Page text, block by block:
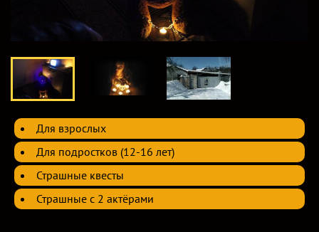
Для взрослых
Для подростков (12-16 лет)
Страшные квесты
Страшные c 2 актёрами